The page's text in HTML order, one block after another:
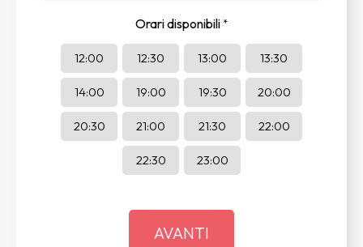
Orari disponibili *
12:00 12:30 13:00 13:30
14:00 19:00 19:30 20:00
20:30 21:00 21:30 22:00
22:30 23:00